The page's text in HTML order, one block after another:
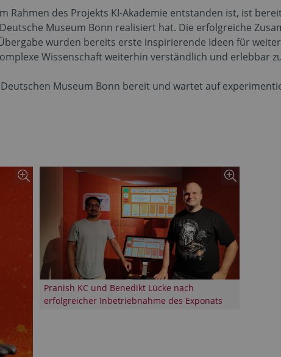
Rahmen des Projekts KI-Akademie entstanden ist, ist
Museum Bonn realisiert hat. Die erfolgreiche
wurden bereits erste inspirierende Ideen für
Wissenschaft weiterhin verständlich und erlebbar
Museum Bonn bereit und wartet auf
Pranish KC und Benedikt Lücke nach
erfolgreicher Inbetriebnahme des Exponats